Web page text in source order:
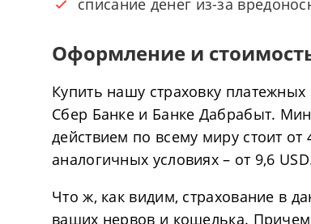
списание денег из-за
Оформление и
Купить нашу страховку
Сбер Банке и Банке Дабрабыт.
действием по всему миру стоит
аналогичных условиях – от 9,6
Что ж, как видим, страхование в
ваших нервов и кошелька. Причем